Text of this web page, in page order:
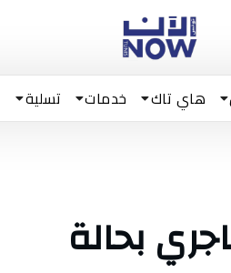
هاي تاك خدمات تسلية
بحالة